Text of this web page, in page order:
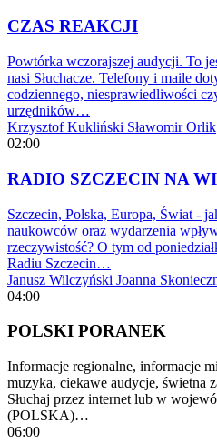
CZAS REAKCJI
Powtórka wczorajszej audycji. To
nasi Słuchacze. Telefony i maile
codziennego, niesprawiedliwości
urzędników…
Krzysztof Kukliński Sławomir Orlik
02:00
RADIO SZCZECIN NA
Szczecin, Polska, Europa, Świat -
naukowców oraz wydarzenia
rzeczywistość? O tym od
Radiu Szczecin…
Janusz Wilczyński Joanna
04:00
POLSKI PORANEK
Informacje regionalne, informacje
muzyka, ciekawe audycje, świetna
Słuchaj przez internet lub w
(POLSKA)…
06:00